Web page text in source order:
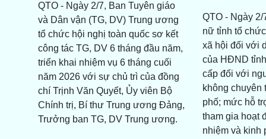
QTO - Ngày 2/7, Ban Tuyên giáo
và Dân vận (TG, DV) Trung ương
tổ chức hội nghị toàn quốc sơ kết
công tác TG, DV 6 tháng đầu năm,
triển khai nhiệm vụ 6 tháng cuối
năm 2026 với sự chủ trì của đồng
chí Trịnh Văn Quyết, Ủy viên Bộ
Chính trị, Bí thư Trung ương Đảng,
Trưởng ban TG, DV Trung ương.
QTO - Ngày
nữ tỉnh tổ
xã hội đối với
của HĐND
cấp đối với
không chuyên
phố; mức hỗ
tham gia hoạt
nhiệm và kinh